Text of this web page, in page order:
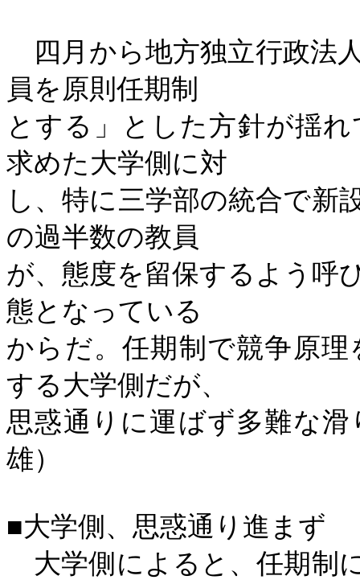
四月から地方独立行政法
員を原則任期制
とする」とした方針が揺
求めた大学側に対
し、特に三学部の統合で新
の過半数の教員
が、態度を留保するよう呼
態となっている
からだ。任期制で競争原
する大学側だが、
思惑通りに運ばず多難な
雄）
■大学側、思惑通り進まず
大学側によると、任期制